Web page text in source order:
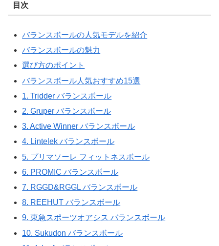
目次
バランスボールの人気モデルを紹介
バランスボールの魅力
選び方のポイント
バランスボール人気おすすめ15選
1. Tridder バランスボール
2. Gruper バランスボール
3. Active Winner バランスボール
4. Lintelek バランスボール
5. プリマソーレ フィットネスボール
6. PROMIC バランスボール
7. RGGD&RGGL バランスボール
8. REEHUT バランスボール
9. 東急スポーツオアシス バランスボール
10. Sukudon バランスボール